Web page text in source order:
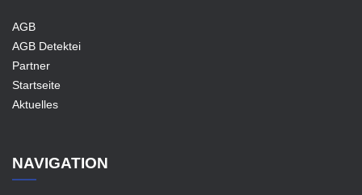
AGB
AGB Detektei
Partner
Startseite
Aktuelles
NAVIGATION